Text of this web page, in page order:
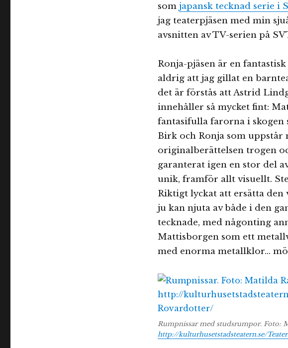
som japansk tecknad serie i
jag teaterpjäsen med min
avsnitten av TV-serien på
Ronja-pjäsen är en
aldrig att jag gillat en
det är förstås att Astrid
innehåller så mycket fint:
fantasifulla farorna i skogen
Birk och Ronja som uppstår
originalberättelsen trogen
garanterat igen en stor del
unik, framför allt visuellt.
Riktigt lyckat att ersätta den
ju kan njuta av både i den
tecknade, med någonting
Mattisborgen som ett
med enorma metallklor…
Rumpnissar med studsrumpor. Foto:
http://kulturhusetstadsteatern.se/